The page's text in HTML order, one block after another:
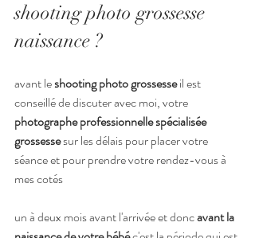
shooting photo grossesse
naissance ?
avant le shooting photo grossesse il est
conseillé de discuter avec moi, votre
photographe professionnelle spécialisée
grossesse sur les délais pour placer votre
séance et pour prendre votre rendez-vous à
mes cotés
un à deux mois avant l'arrivée et donc avant la